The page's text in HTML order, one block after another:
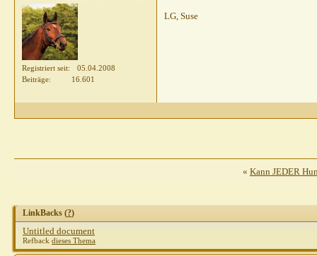
Weitere Beiträge folgen...
chinook35
Registriert seit
05.04.2008
Beiträge
16.601
LG, Suse
« Kann JEDER
LinkBacks (?)
Untitled document
Refback dieses Thema